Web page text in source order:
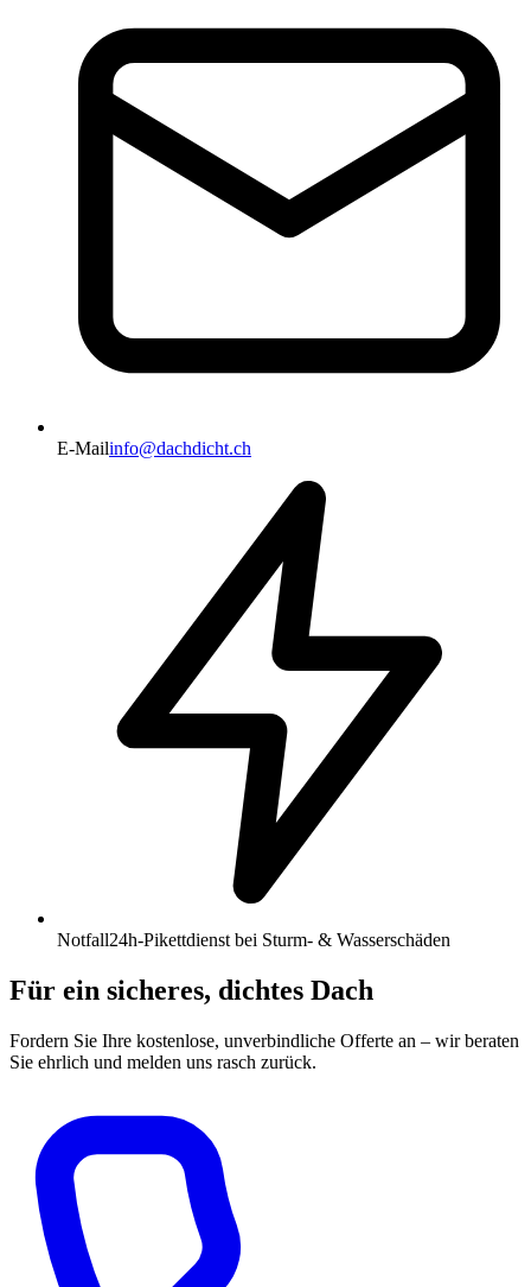
E-Mailinfo@dachdicht.ch
Notfall24h-Pikettdienst bei Sturm- & Wasserschäden
Für ein sicheres, dichtes Dach
Fordern Sie Ihre kostenlose, unverbindliche Offerte an – wir beraten
Sie ehrlich und melden uns rasch zurück.